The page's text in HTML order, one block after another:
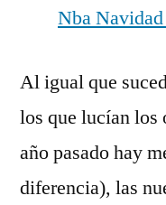
Al igual que
los que lucían los
año pasado hay
diferencia), las